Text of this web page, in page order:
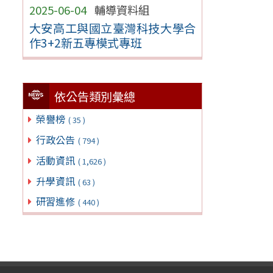
2025-06-04 輔導資料組
大安高工與國立臺灣科技大學合
作3+2新五專模式專班
依公告類別彙總
榮譽榜 ( 35 )
行政公告 ( 794 )
活動資訊 ( 1,626 )
升學資訊 ( 63 )
研習進修 ( 440 )